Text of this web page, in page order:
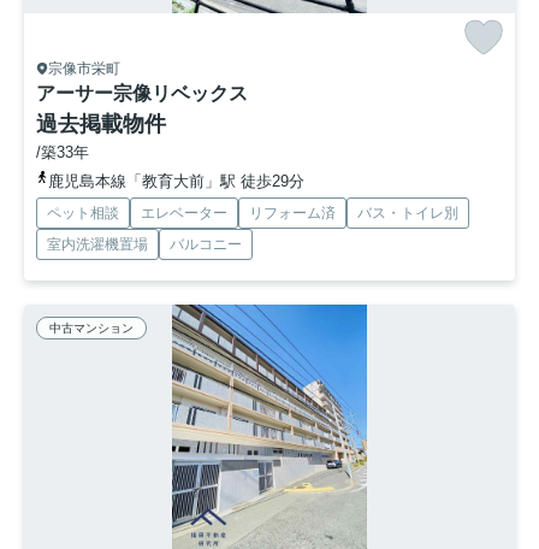
宗像市栄町
アーサー宗像リベックス
過去掲載物件
/築33年
鹿児島本線「教育大前」駅 徒歩29分
ペット相談 エレベーター リフォーム済
バス・トイレ別
室内洗濯機置場
バルコニー
中古マンション